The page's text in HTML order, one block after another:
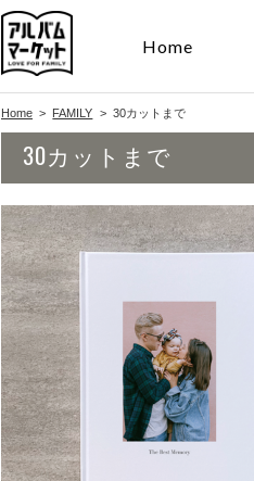
Home
Home FAMILY 30カットまで
30カットまで